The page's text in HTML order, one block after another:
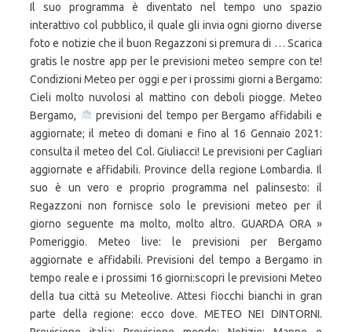
Il suo programma è diventato nel tempo uno spazio
interattivo col pubblico, il quale gli invia ogni giorno diverse
foto e notizie che il buon Regazzoni si premura di … Scarica
gratis le nostre app per le previsioni meteo sempre con te!
Condizioni Meteo per oggi e per i prossimi giorni a Bergamo:
Cieli molto nuvolosi al mattino con deboli piogge. Meteo
Bergamo,
previsioni del tempo per Bergamo affidabili e
aggiornate; il meteo di domani e fino al 16 Gennaio 2021:
consulta il meteo del Col. Giuliacci! Le previsioni per Cagliari
aggiornate e affidabili. Province della regione Lombardia. Il
suo è un vero e proprio programma nel palinsesto: il
Regazzoni non fornisce solo le previsioni meteo per il
giorno seguente ma molto, molto altro. GUARDA ORA »
Pomeriggio. Meteo live: le previsioni per Bergamo
aggiornate e affidabili. Previsioni del tempo a Bergamo in
tempo reale e i prossimi 16 giorni:scopri le previsioni Meteo
della tua città su Meteolive. Attesi fiocchi bianchi in gran
parte della regione: ecco dove. METEO NEI DINTORNI.